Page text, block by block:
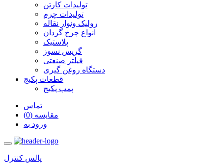
تولیدات کارتن
تولیدات چرم
رولیک ونوار نقاله
انواع چرخ گردان
پلاستیک
گریس نسوز
فیلتر صنعتی
دستگاه روغن گیری
قطعات پکیج
پمپ پکیج
تماس
مقایسه (0)
ورود به
پالس کنترل